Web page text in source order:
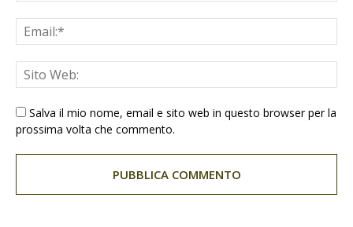
Salva il mio nome, email e sito web in questo browser per la
prossima volta che commento.